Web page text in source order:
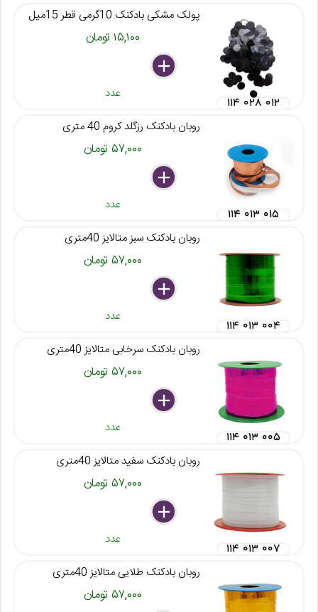
پولک مشکی بادکنک 10گرمی قطر 15میل
۱۵,۱۰۰ تومان
delete
remove
add
عدد
۱۱۴ ۰۲۸ ۰۱۲
روبان بادکنک رزگلد کروم 40 متری
۵۷,۰۰۰ تومان
delete
remove
add
عدد
۱۱۴ ۰۱۳ ۰۱۵
روبان بادکنک سبز متالایز 40متری
۵۷,۰۰۰ تومان
delete
remove
add
عدد
۱۱۴ ۰۱۳ ۰۰۴
روبان بادکنک سرخابی متالایز 40متری
۵۷,۰۰۰ تومان
delete
remove
add
عدد
۱۱۴ ۰۱۳ ۰۰۵
روبان بادکنک سفید متالایز 40متری
۵۷,۰۰۰ تومان
delete
remove
add
عدد
۱۱۴ ۰۱۳ ۰۰۷
روبان بادکنک طلایی متالایز 40متری
۵۷,۰۰۰ تومان